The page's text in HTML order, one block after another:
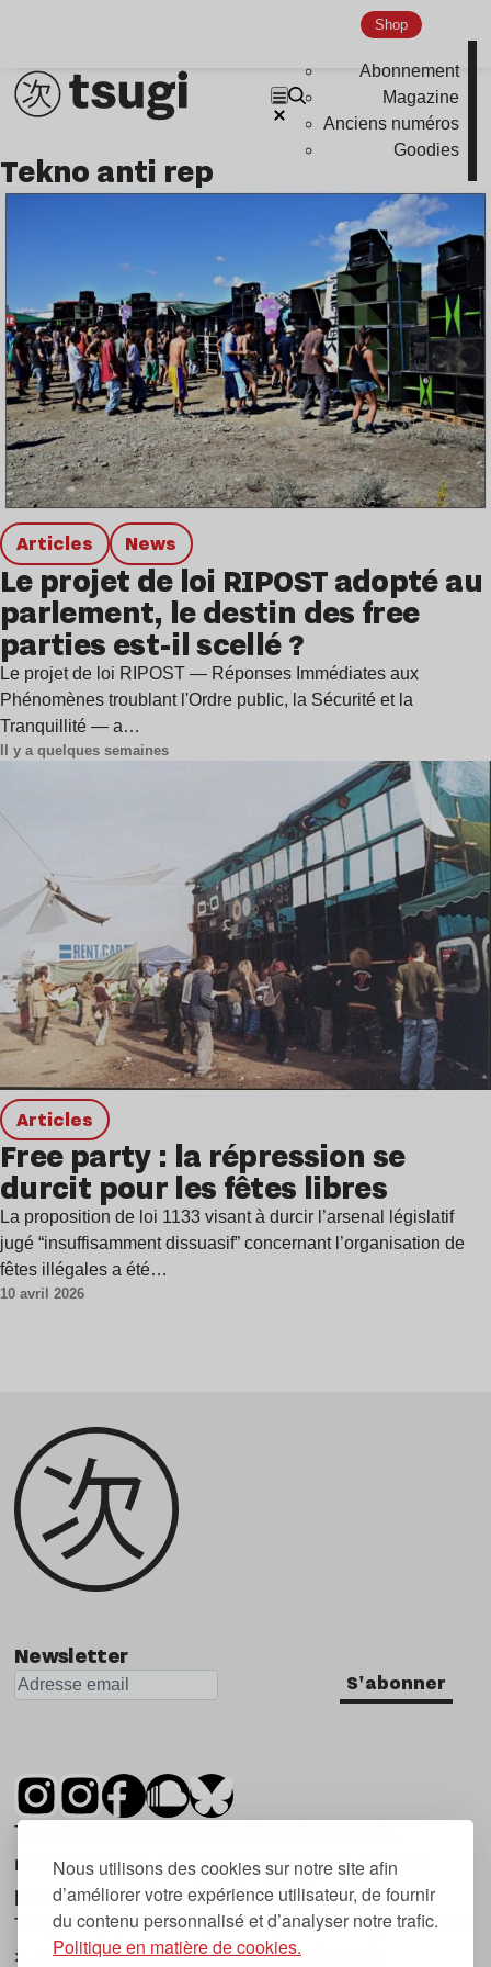
Nous utilisons des cookies sur notre site afin
d’améliorer votre expérience utilisateur, de fournir
du contenu personnalisé et d’analyser notre trafic.
Politique en matière de cookies.
Shop
Abonnement
Magazine
Anciens numéros
Goodies
tekno anti rep
Articles news
Le projet de loi RIPOST adopté au
parlement, le destin des free
parties est-il scellé ?
Le projet de loi RIPOST — Réponses Immédiates aux
Phénomènes troublant l'Ordre public, la Sécurité et la
Tranquillité — a…
Il y a quelques semaines
Articles
Free party : la répression se
durcit pour les fêtes libres
La proposition de loi 1133 visant à durcir l’arsenal législatif
jugé “insuffisamment dissuasif” concernant l’organisation de
fêtes illégales a été…
10 avril 2026
Newsletter
S'abonner
Tsugi est un mensuel indépendant sur la
musique et les nouvelles tendances, dont la
première parution date de 2007.
Tsugi en japonais signifie « prochain », « suivant
», ce qui correspond à la thématique du